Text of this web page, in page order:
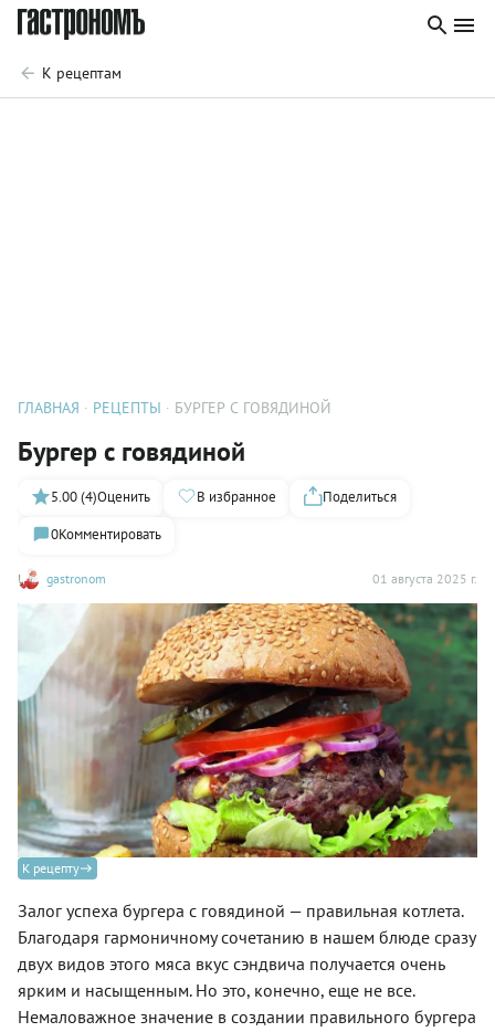
К рецептам
ГЛАВНАЯ РЕЦЕПТЫ БУРГЕР С ГОВЯДИНОЙ
Бургер с говядиной
gastronom 01 августа 2025 г.
5.00 (4)Оценить В избранное
Поделиться
0Комментировать
К рецепту
Залог успеха бургера с говядиной — правильная котлета.
Благодаря гармоничному сочетанию в нашем блюде сразу
двух видов этого мяса вкус сэндвича получается очень
ярким и насыщенным. Но это, конечно, еще не все.
Немаловажное значение в создании правильного бургера